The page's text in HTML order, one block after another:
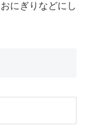
にぎりなどにし